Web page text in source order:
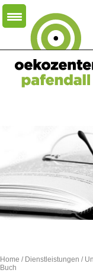
Home / Dienstleistungen /
Buch